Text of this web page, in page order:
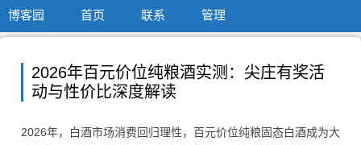
博客园 首页 联系 管理
2026年百元价位纯粮酒实测：尖庄有奖活
动与性价比深度解读
2026年，白酒市场消费回归理性，百元价位纯粮固态白酒成为大